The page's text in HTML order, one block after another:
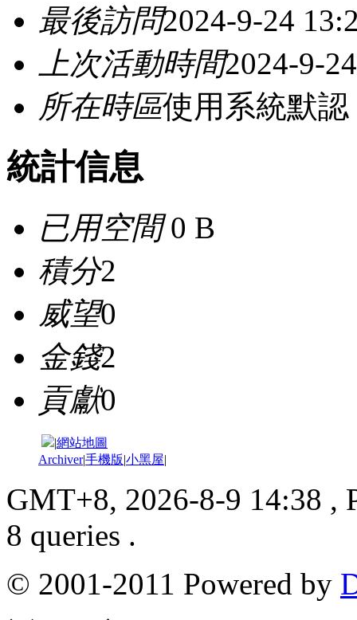
最後訪問2024-9-24
上次活動時間2024-9-
所在時區使用系統默認
統計信息
已用空間0 B
積分2
威望0
金錢2
貢獻0
|網站地圖
Archiver|手機版|小黑屋|
GMT+8, 2026-8-9 14:38 ,
8 queries .
© 2001-2011 Powered by